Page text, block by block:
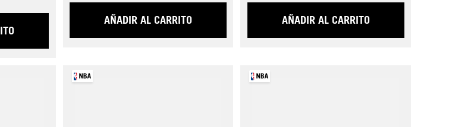
AÑADIR AL CARRITO AÑADIR AL CARRITO